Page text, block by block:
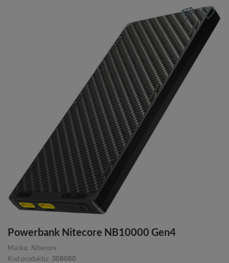
Powerbank Nitecore NB10000 Gen4
Marka: Nitecore
Kod produktu: 308080